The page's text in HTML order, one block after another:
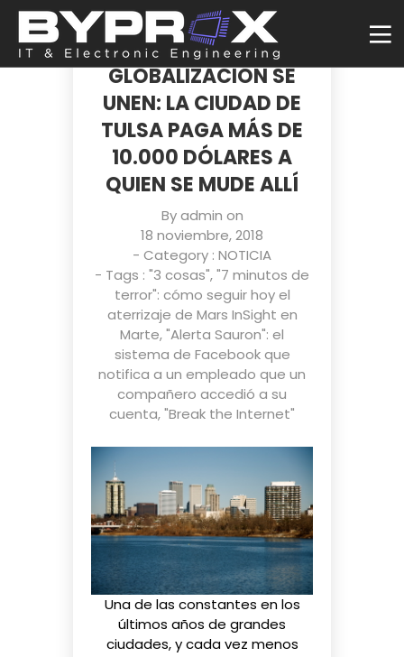
CUANDO
TELETRABAJO Y
GLOBALIZACIÓN SE
UNEN: LA CIUDAD DE
TULSA PAGA MÁS DE
10.000 DÓLARES A
QUIEN SE MUDE ALLÍ
Byadmin on
18 noviembre, 2018
- Category : NOTICIA
- Tags : "3 cosas","7 minutos de
terror": cómo seguir hoy el
aterrizaje de Mars InSight en
Marte,"Alerta Sauron": el
sistema de Facebook que
notifica a un empleado que un
compañero accedió a su
cuenta,"Break the Internet"
Una de las constantes en los
últimos años de grandes
ciudades, y cada vez menos